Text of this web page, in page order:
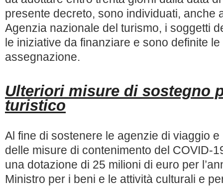
presente decreto, sono individuati, anche
Agenzia nazionale del turismo, i soggetti
le iniziative da finanziare e sono definite
assegnazione.
Ulteriori misure di sostegno
turistico
Al fine di sostenere le agenzie di viaggio
delle misure di contenimento del COVID-
una dotazione di 25 milioni di euro per
Ministro per i beni e le attività culturali e